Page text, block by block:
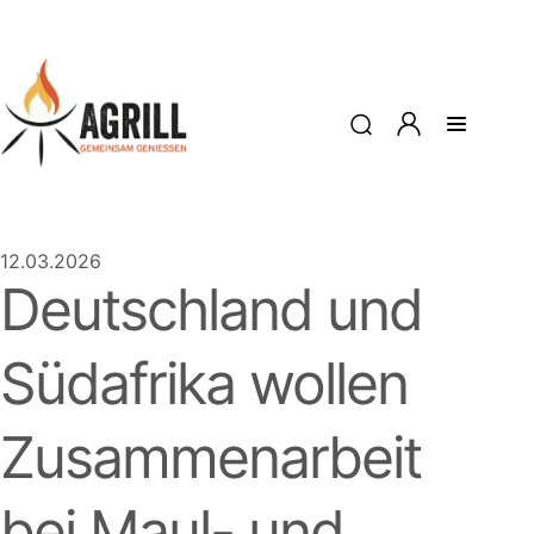
12.03.2026
Deutschland und
Südafrika wollen
Zusammenarbeit